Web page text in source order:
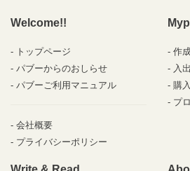
Welcome!!
トップページ
パブーからのおしらせ
パブーご利用マニュアル
会社概要
プライバシーポリシー
作
入
購
プ